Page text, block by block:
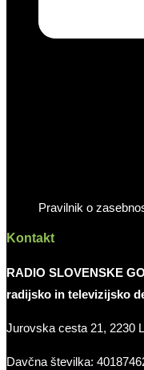
Pravilnik o
Kontakt
RADIO SLOVENSKE
radijsko in televizijsko
Jurovska cesta 21, 2230
Davčna številka: